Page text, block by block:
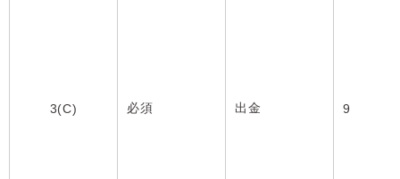
3(C) 必須 出金 9